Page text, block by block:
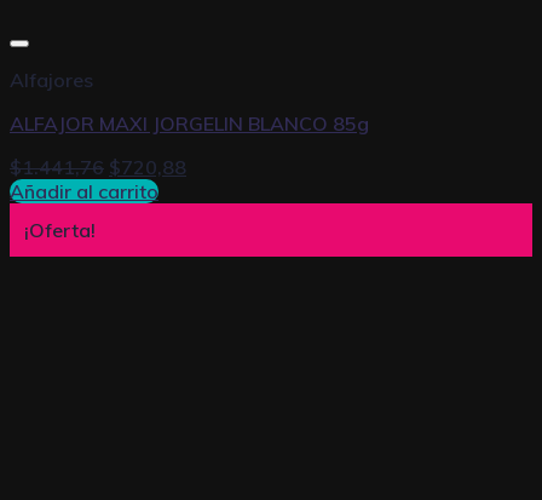
Alfajores
ALFAJOR MAXI JORGELIN BLANCO 85g
$1.441,76 $720,88
Añadir al carrito
¡Oferta!